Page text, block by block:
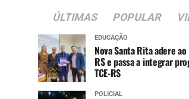
ÚLTIMAS POPULAR
EDUCAÇÃO
Nova Santa Rita adere ao
RS e passa a integrar
TCE-RS
POLICIAL